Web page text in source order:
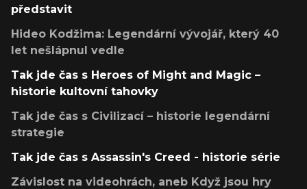
představit
Hideo Kodžima: Legendární vývojář, který 40
let nešlápnul vedle
Tak jde čas s Heroes of Might and Magic –
historie kultovní tahovky
Tak jde čas s Civilizací – historie legendární
strategie
Tak jde čas s Assassin's Creed - historie série
Závislost na videohrách, aneb Když jsou hry